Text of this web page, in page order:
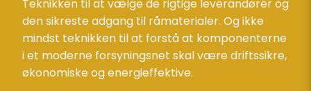
Teknikken til at vælge de rigtige leverandører og
den sikreste adgang til råmaterialer. Og ikke
mindst teknikken til at forstå at komponenterne
i et moderne forsyningsnet skal være driftssikre,
økonomiske og energieffektive.